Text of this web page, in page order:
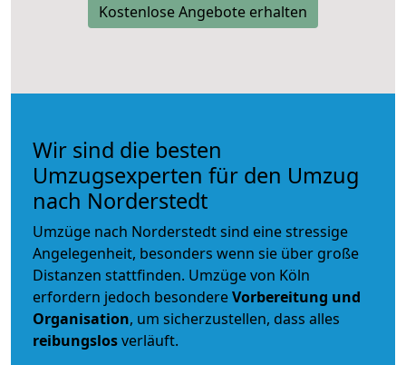
Kostenlose Angebote erhalten
Wir sind die besten
Umzugsexperten für den Umzug
nach Norderstedt
Umzüge nach Norderstedt sind eine stressige
Angelegenheit, besonders wenn sie über große
Distanzen stattfinden. Umzüge von Köln
erfordern jedoch besondereVorbereitung und
Organisation, um sicherzustellen, dass alles
reibungslosverläuft.